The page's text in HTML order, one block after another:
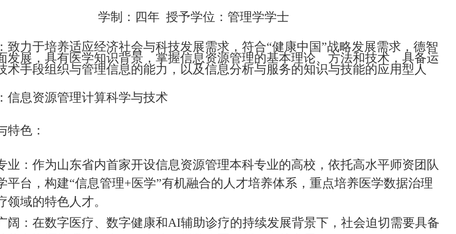
学制 ：四年 授予学位 ：管理学学士
：致力于培养适应经济社会与科技发展需求，符合“健康中国”战略发展需求，德智
发展，具有医学知识背景，掌握信息资源管理的基本理论、方法和技术，具备运
术手段组织与管理信息的能力，以及信息分析与服务的知识与技能的应用型人
：信息资源管理计算科学与技术
特色 ：
业：作为山东省内首家开设信息资源管理本科专业的高校，依托高水平师资团队
平台，构建“信息管理+医学”有机融合的人才培养体系，重点培养医学数据治理
领域的特色人才。
阔：在数字医疗、数字健康和AI辅助诊疗的持续发展背景下，社会迫切需要具备